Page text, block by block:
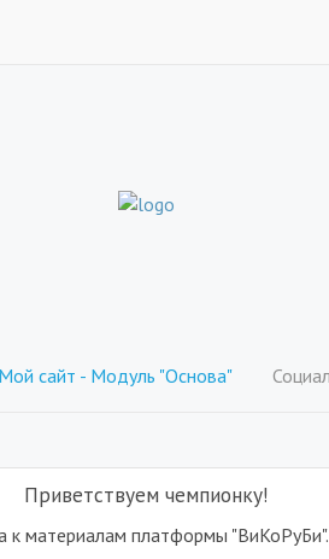
Мой сайт - Модуль "Основа"
Приветствуем чемпионку!
к материалам платформы "ВиКоРуБи".